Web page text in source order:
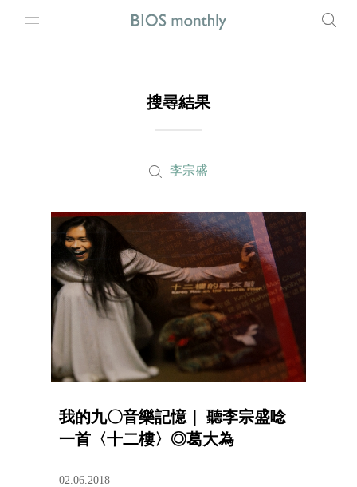
搜尋結果
李宗盛
我的九〇音樂記憶｜ 聽李宗盛唸
一首〈十二樓〉◎葛大為
02.06.2018